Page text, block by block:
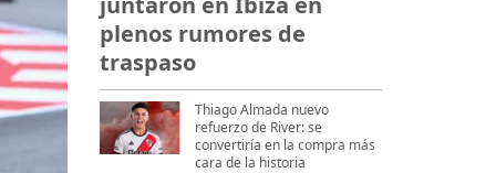
plenos rumores de
traspaso
Thiago Almada nuevo
refuerzo de River: se
convertiría en la compra más
cara de la historia